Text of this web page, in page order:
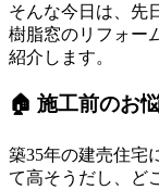
そんな今日は、先
樹脂窓のリフォー
紹介します。
🏠 施工前のお
築35年の建売住宅
て高そうだし、ど